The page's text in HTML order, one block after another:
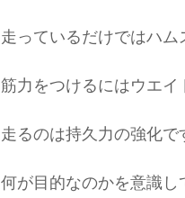
走っているだけではハ
筋力をつけるにはウエイ
走るのは持久力の強化で
何が目的なのかを意識し